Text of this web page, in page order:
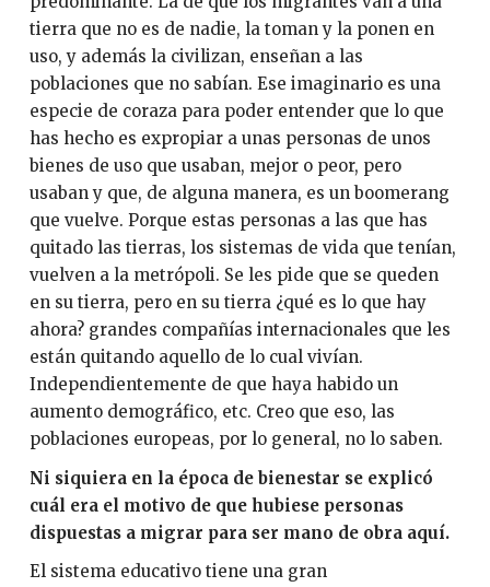
tierra que no es de nadie, la toman y la ponen en
uso, y además la civilizan, enseñan a las
poblaciones que no sabían. Ese imaginario es una
especie de coraza para poder entender que lo que
has hecho es expropiar a unas personas de unos
bienes de uso que usaban, mejor o peor, pero
usaban y que, de alguna manera, es un boomerang
que vuelve. Porque estas personas a las que has
quitado las tierras, los sistemas de vida que tenían,
vuelven a la metrópoli. Se les pide que se queden
en su tierra, pero en su tierra ¿qué es lo que hay
ahora? grandes compañías internacionales que les
están quitando aquello de lo cual vivían.
Independientemente de que haya habido un
aumento demográfico, etc. Creo que eso, las
poblaciones europeas, por lo general, no lo saben.
Ni siquiera en la época de bienestar se explicó
cuál era el motivo de que hubiese personas
dispuestas a migrar para ser mano de obra aquí.
El sistema educativo tiene una gran